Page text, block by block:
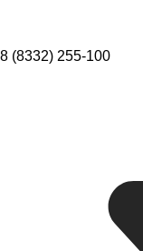
8 (8332) 255-100